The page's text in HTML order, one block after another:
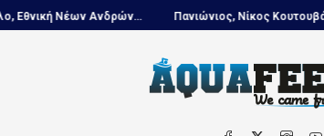
Νέων Ανδρών... Πανιώνιος, Νίκος Κουτουβάκης στο...